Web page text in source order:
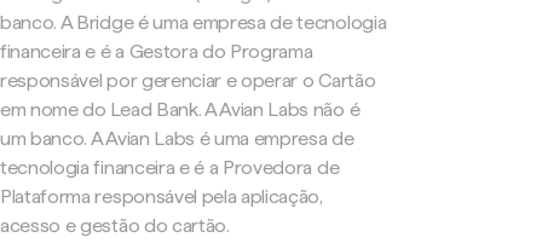
banco. A Bridge é uma empresa de tecnologia
financeira e é a Gestora do Programa
responsável por gerenciar e operar o Cartão
em nome do Lead Bank. A Avian Labs não é
um banco. A Avian Labs é uma empresa de
tecnologia financeira e é a Provedora de
Plataforma responsável pela aplicação,
acesso e gestão do cartão.